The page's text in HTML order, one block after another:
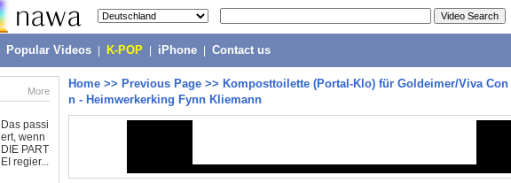
Popular Videos K-POP iPhone Contact us
More
Das passi
ert, wenn
DIE PART
EI regier...
Home >> Previous Page >> Komposttoilette (Portal-Klo) für Goldeimer/Viva Con
n - Heimwerkerking Fynn Kliemann